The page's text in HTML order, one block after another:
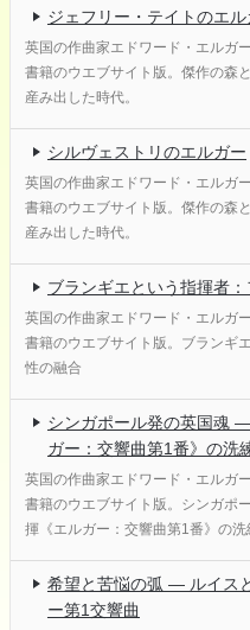
ジェフリー・テイトのエ
英国の作曲家エドワード・エルガ
書籍のウエブサイト版。傑作の森
産み出した時代。
シルヴェストリのエルガー
英国の作曲家エドワード・エルガ
書籍のウエブサイト版。傑作の森
産み出した時代。
ブランギエという指揮者
英国の作曲家エドワード・エルガ
書籍のウエブサイト版。ブランギ
性の融合
シンガポール発の英国魂
ガー：交響曲第1番》の洗
英国の作曲家エドワード・エルガ
書籍のウエブサイト版。シンガポ
揮《エルガー：交響曲第1番》の
希望と苦悩の弧 ― ルイス
ー第1交響曲